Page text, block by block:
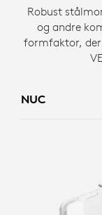
Robust
og andre
formfaktor, der
NUC